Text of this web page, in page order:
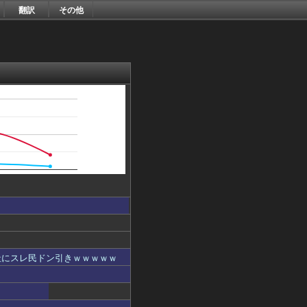
翻訳 その他
スレ民ドン引きｗｗｗｗｗ